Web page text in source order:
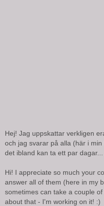
Hej! Jag uppskattar verkligen
och jag svarar på alla (här i
det ibland kan ta ett par dagar...
Hi! I appreciate so much your
answer all of them (here in my
sometimes can take a couple
about that - I'm working on it! :)